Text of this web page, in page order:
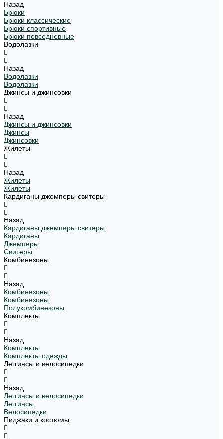
Назад
Брюки
Брюки классические
Брюки спортивные
Брюки повседневные
Водолазки
Назад
Водолазки
Водолазки
Джинсы и джинсовки
Назад
Джинсы и джинсовки
Джинсы
Джинсовки
Жилеты
Назад
Жилеты
Жилеты
Кардиганы джемперы свитеры
Назад
Кардиганы джемперы свитеры
Кардиганы
Джемперы
Свитеры
Комбинезоны
Назад
Комбинезоны
Комбинезоны
Полукомбинезоны
Комплекты
Назад
Комплекты
Комплекты одежды
Леггинсы и велосипедки
Назад
Леггинсы и велосипедки
Леггинсы
Велосипедки
Пиджаки и костюмы